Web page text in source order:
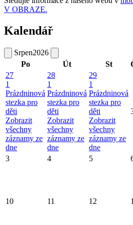
V OBRAZE.
Kalendář
Srpen2026
Po
Út St
27
1
Prázdninová
stezka pro
děti
Zobrazit
všechny
záznamy ze
dne
28
1
Prázdninová
stezka pro
děti
Zobrazit
všechny
záznamy ze
dne
29
1
Prázdninová
stezka pro
děti
Zobrazit
všechny
záznamy ze
dne
3 4 5
10 11 12